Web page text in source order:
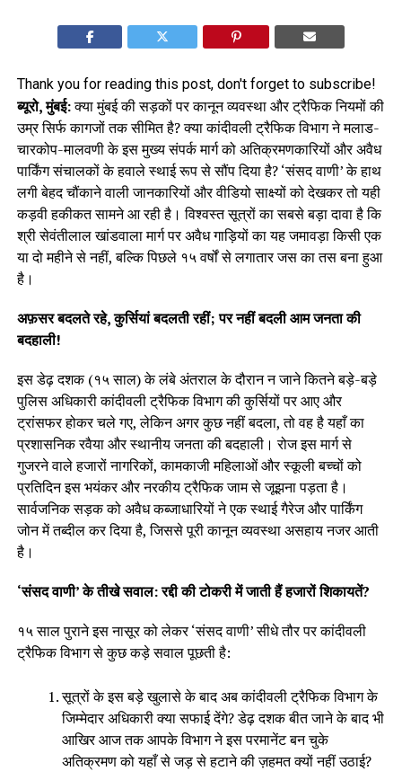
Thank you for reading this post, don't forget to subscribe!
ब्यूरो, मुंबई:क्या मुंबई की सड़कों पर कानून व्यवस्था और ट्रैफिक नियमों की
उम्र सिर्फ कागजों तक सीमित है? क्या कांदीवली ट्रैफिक विभाग ने मलाड-
चारकोप-मालवणी के इस मुख्य संपर्क मार्ग को अतिक्रमणकारियों और अवैध
पार्किंग संचालकों के हवाले स्थाई रूप से सौंप दिया है? ‘संसद वाणी’ के हाथ
लगी बेहद चौंकाने वाली जानकारियों और वीडियो साक्ष्यों को देखकर तो यही
कड़वी हकीकत सामने आ रही है। विश्वस्त सूत्रों का सबसे बड़ा दावा है कि
श्री सेवंतीलाल खांडवाला मार्ग पर अवैध गाड़ियों का यह जमावड़ा किसी एक
या दो महीने से नहीं, बल्कि पिछले १५ वर्षों से लगातार जस का तस बना हुआ
है।
अफ़सर बदलते रहे, कुर्सियां बदलती रहीं; पर नहीं बदली आम जनता की
बदहाली!
इस डेढ़ दशक (१५ साल) के लंबे अंतराल के दौरान न जाने कितने बड़े-बड़े
पुलिस अधिकारी कांदीवली ट्रैफिक विभाग की कुर्सियों पर आए और
ट्रांसफर होकर चले गए, लेकिन अगर कुछ नहीं बदला, तो वह है यहाँ का
प्रशासनिक रवैया और स्थानीय जनता की बदहाली। रोज इस मार्ग से
गुजरने वाले हजारों नागरिकों, कामकाजी महिलाओं और स्कूली बच्चों को
प्रतिदिन इस भयंकर और नरकीय ट्रैफिक जाम से जूझना पड़ता है।
सार्वजनिक सड़क को अवैध कब्जाधारियों ने एक स्थाई गैरेज और पार्किंग
जोन में तब्दील कर दिया है, जिससे पूरी कानून व्यवस्था असहाय नजर आती
है।
‘संसद वाणी’ के तीखे सवाल: रद्दी की टोकरी में जाती हैं हजारों शिकायतें?
१५ साल पुराने इस नासूर को लेकर ‘संसद वाणी’ सीधे तौर पर कांदीवली
ट्रैफिक विभाग से कुछ कड़े सवाल पूछती है:
सूत्रों के इस बड़े खुलासे के बाद अब कांदीवली ट्रैफिक विभाग के
जिम्मेदार अधिकारी क्या सफाई देंगे? डेढ़ दशक बीत जाने के बाद भी
आखिर आज तक आपके विभाग ने इस परमानेंट बन चुके
अतिक्रमण को यहाँ से जड़ से हटाने की ज़हमत क्यों नहीं उठाई?